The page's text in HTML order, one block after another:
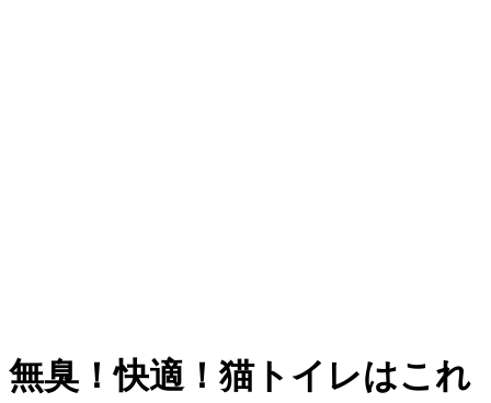
無臭！快適！猫トイレはこれ